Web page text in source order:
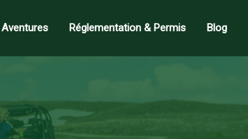
Réglementation & Permis Blog